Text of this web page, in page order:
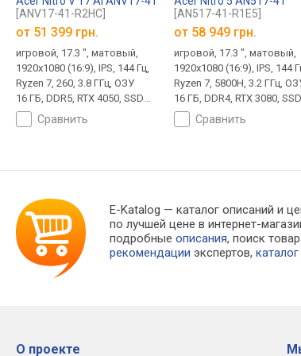
[ANV17-41-R2HC]
от 51 399 грн.
игровой, 17.3 ", матовый,
1920x1080 (16:9), IPS, 144 Гц,
Ryzen 7, 260, 3.8 ГГц, ОЗУ
16 ГБ, DDR5, RTX 4050, SSD
M.2 NVMe, 512 ГБ, без ОС,
USB-A 5Gbps, USB-A 10Gbps,
2.7 кг
сравнить
[AN517-41-R1E5]
от 58 949 грн.
игровой, 17.3 ", матовый,
1920x1080 (16:9), IPS, 144
Ryzen 7, 5800H, 3.2 ГГц,
16 ГБ, DDR4, RTX 3080, SSD
M.2 NVMe, 1 ТБ, Endless OS,
USB-A 5Gbps, USB-A
2.7 кг
сравнить
E-Katalog — каталог описаний и
по лучшей цене в интернет-
подробныеописания, поиск
рекомендации экспертов,
О проекте